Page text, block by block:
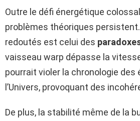
Outre le défi énergétique
problèmes théoriques persistent.
redoutés est celui des
vaisseau warp dépasse la
pourrait violer la chronologie des
l’Univers, provoquant des
De plus, la stabilité même de la